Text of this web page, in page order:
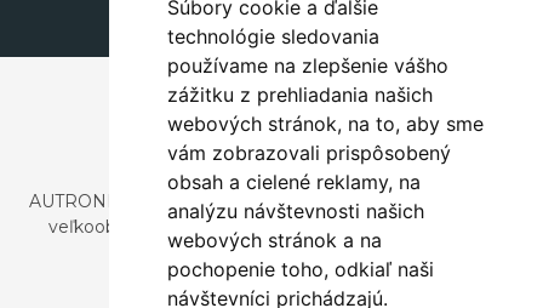
Súbory cookie a ďalšie
technológie sledovania
používame na zlepšenie vášho
zážitku z prehliadania našich
webových stránok, na to, aby sme
vám zobrazovali prispôsobený
obsah a cielené reklamy, na
analýzu návštevnosti našich
webových stránok a na
pochopenie toho, odkiaľ naši
návštevníci prichádzajú.
AUTRONIC, s.r.o. je spoločnosť zaoberajúca sa dovozom a
veľkoobchodným predajom dizajnového aj štýlového
nábytku a dekorácií.
Česká republika